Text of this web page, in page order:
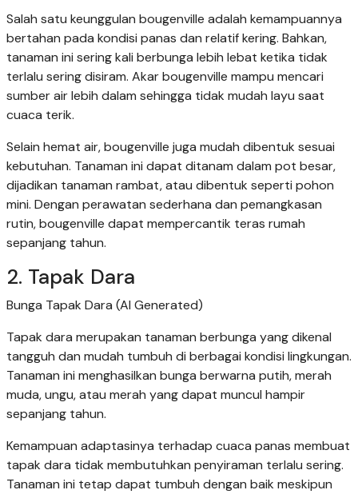
Salah satu keunggulan bougenville adalah kemampuannya
bertahan pada kondisi panas dan relatif kering. Bahkan,
tanaman ini sering kali berbunga lebih lebat ketika tidak
terlalu sering disiram. Akar bougenville mampu mencari
sumber air lebih dalam sehingga tidak mudah layu saat
cuaca terik.
Selain hemat air, bougenville juga mudah dibentuk sesuai
kebutuhan. Tanaman ini dapat ditanam dalam pot besar,
dijadikan tanaman rambat, atau dibentuk seperti pohon
mini. Dengan perawatan sederhana dan pemangkasan
rutin, bougenville dapat mempercantik teras rumah
sepanjang tahun.
2. Tapak Dara
Bunga Tapak Dara (AI Generated)
Tapak dara merupakan tanaman berbunga yang dikenal
tangguh dan mudah tumbuh di berbagai kondisi lingkungan.
Tanaman ini menghasilkan bunga berwarna putih, merah
muda, ungu, atau merah yang dapat muncul hampir
sepanjang tahun.
Kemampuan adaptasinya terhadap cuaca panas membuat
tapak dara tidak membutuhkan penyiraman terlalu sering.
Tanaman ini tetap dapat tumbuh dengan baik meskipun